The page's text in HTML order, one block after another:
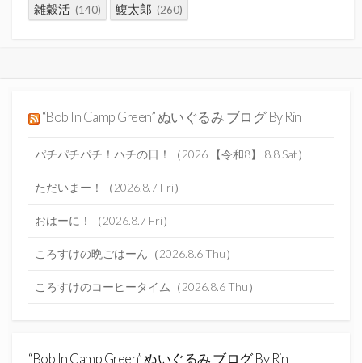
雑穀活 (140) 鰒太郎 (260)
“Bob In Camp Green” ぬいぐるみ ブログ By Rin
パチパチパチ！ハチの日！（2026 【令和8】.8.8 Sat）
ただいまー！（2026.8.7 Fri）
おはーに！（2026.8.7 Fri）
ころすけの晩ごはーん（2026.8.6 Thu）
ころすけのコーヒータイム（2026.8.6 Thu）
“Bob In Camp Green” ぬいぐるみ ブログ By Rin